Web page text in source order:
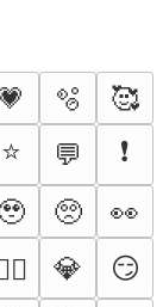
🫧
🥰
⭐ 💬
❗
🥺
👀
💎
😏